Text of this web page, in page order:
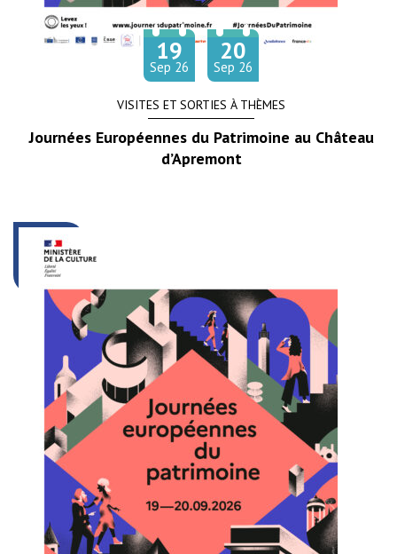
VISITES ET SORTIES À THÈMES
Journées Européennes du Patrimoine au Château
d’Apremont
Du 19
Sep tembre
26
au 20
Sep tembre
26